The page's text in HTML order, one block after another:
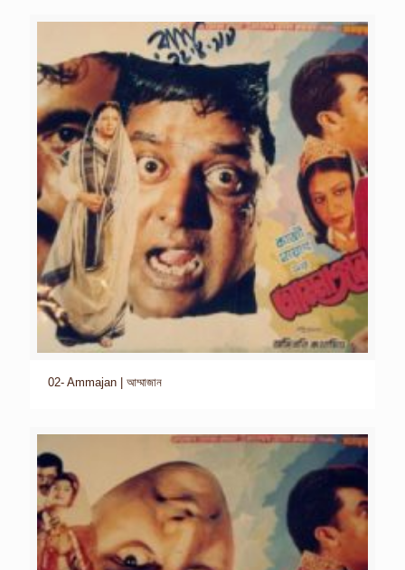
02- Ammajan | আম্মাজান